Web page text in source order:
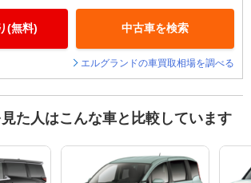
(無料) 中古車を検索
エルグランドの車買取相場を調べる
た人はこんな車と比較しています